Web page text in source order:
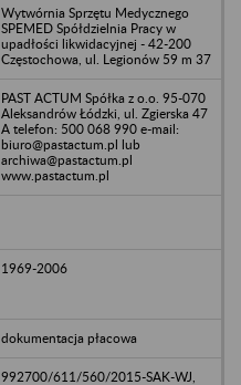
Wytwórnia Sprzętu Medycznego
SPEMED Spółdzielnia Pracy w
upadłości likwidacyjnej - 42-200
Częstochowa, ul. Legionów 59 m 37
PAST ACTUM Spółka z o.o. 95-070
Aleksandrów Łódzki, ul. Zgierska 47
A telefon: 500 068 990 e-mail:
biuro@pastactum.pl lub
archiwa@pastactum.pl
www.pastactum.pl
1969-2006
dokumentacja płacowa
992700/611/560/2015-SAK-WJ,